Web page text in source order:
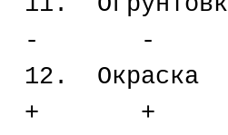
- -
12.
+ +